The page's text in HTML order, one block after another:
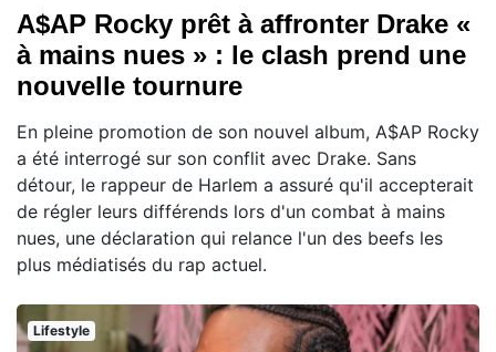
A$AP Rocky prêt à affronter Drake «
à mains nues » : le clash prend une
nouvelle tournure
En pleine promotion de son nouvel album, A$AP Rocky
a été interrogé sur son conflit avec Drake. Sans
détour, le rappeur de Harlem a assuré qu'il accepterait
de régler leurs différends lors d'un combat à mains
nues, une déclaration qui relance l'un des beefs les
plus médiatisés du rap actuel.
Lifestyle